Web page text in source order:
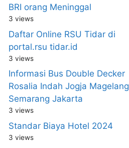
BRI orang Meninggal
3 views
Daftar Online RSU Tidar di
portal.rsu tidar.id
3 views
Informasi Bus Double Decker
Rosalia Indah Jogja Magelang
Semarang Jakarta
3 views
Standar Biaya Hotel 2024
3 views